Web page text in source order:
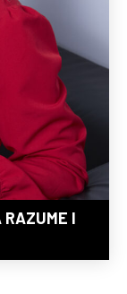
RAZUME I